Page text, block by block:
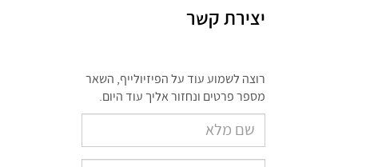
יצירת קשר
רוצה לשמוע עוד על הפיזיולייף, השאר
מספר פרטים ונחזור אליך עוד היום.